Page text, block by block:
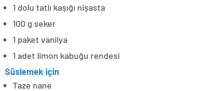
1 dolu tatlı kaşığı nişasta
100 g seker
1 paket vanilya
1 adet limon kabuğu rendesi
Süslemek için
Taze nane